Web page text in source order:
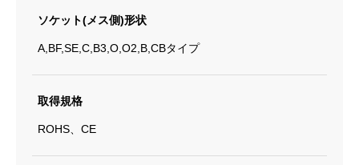
ソケット(メス側)形状
A,BF,SE,C,B3,O,O2,B,CBタイプ
取得規格
ROHS、CE